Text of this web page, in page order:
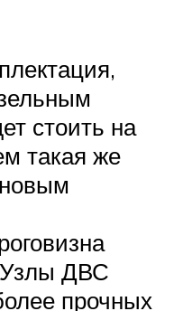
стоить на
такая же
ДВС
прочных